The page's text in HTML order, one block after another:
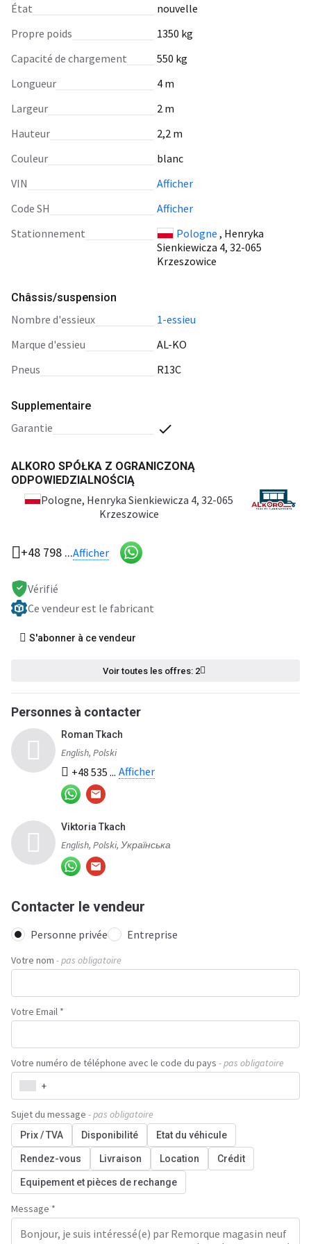
État
nouvelle
Propre poids
1350 kg
Capacité de chargement
550 kg
Longueur
4 m
Largeur
2 m
Hauteur
2,2 m
Сouleur
blanc
VIN
Afficher
Code SH
Afficher
Stationnement
Pologne , Henryka
Sienkiewicza 4, 32-065
Krzeszowice
Châssis/suspension
nombre d'essieux
1-essieu
marque d'essieu
AL-KO
pneus
R13C
Supplementaire
garantie
ALKORO SPÓŁKA Z OGRANICZONĄ
ODPOWIEDZIALNOŚCIĄ
Pologne, Henryka Sienkiewicza 4, 32-065
Krzeszowice
+48 798 ...Afficher
Vérifié
Ce vendeur est le fabricant
S'abonner à ce vendeur
Voir toutes les offres: 2
Personnes à contacter
Roman Tkach
English, Polski
+48 535 ... Afficher
Viktoria Tkach
English, Polski, Українська
Contacter le vendeur
Personne privée Entreprise
Votre nom - pas obligatoire
Votre Email *
Votre numéro de téléphone avec le code du pays - pas obligatoire
+
Sujet du message - pas obligatoire
Prix / TVA Disponibilité Etat du véhicule
Rendez-vous Livraison Location Crédit
Equipement et pièces de rechange
Message *